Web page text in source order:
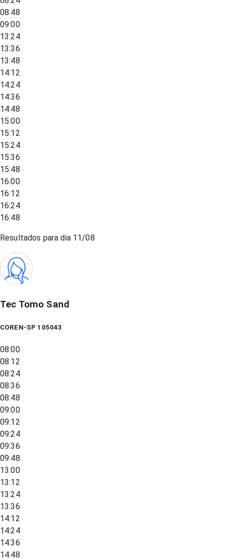
08:48
09:00
13:24
13:36
13:48
14:12
14:24
14:36
14:48
15:00
15:12
15:24
15:36
15:48
16:00
16:12
16:24
16:48
Resultados para dia 11/08
Tec Tomo Sand
COREN-SP 105043
08:00
08:12
08:24
08:36
08:48
09:00
09:12
09:24
09:36
09:48
13:00
13:12
13:24
13:36
14:12
14:24
14:36
14:48